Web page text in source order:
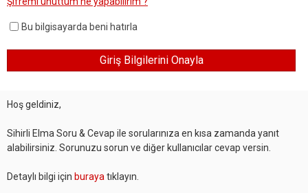
Bu bilgisayarda beni hatırla
Hoş geldiniz,
Sihirli Elma Soru & Cevap ile sorularınıza en kısa zamanda yanıt
alabilirsiniz. Sorunuzu sorun ve diğer kullanıcılar cevap versin.
Detaylı bilgi için buraya tıklayın.